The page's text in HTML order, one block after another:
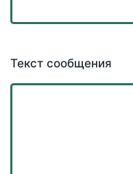
Текст сообщения